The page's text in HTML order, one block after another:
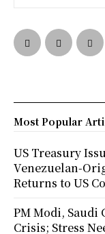
Most Popular
US Treasury
Venezuelan-
Returns to US
PM Modi, Saudi
Crisis; Stress